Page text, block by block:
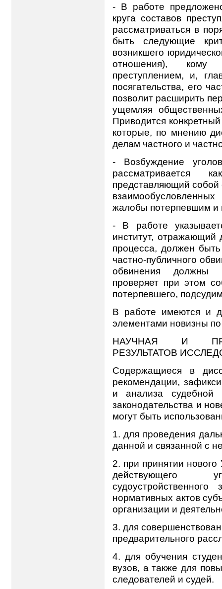
- В работе
круга составов
рассматриваться в
быть следующие
возникшего
отношения), кому
преступлением, и,
посягательства, его
позволит расширить
ущемляя
Приводится
которые, по мнению
делам частного и
- Возбуждение
рассматривается
представляющий собой
жалобы потерпевшим и
- В работе
институт, отражающий
процесса, должен
частно-публичного
обвинения должны
проверяет при этом
потерпевшего,
В работе имеются и
элементами новизны
НАУЧНАЯ И
РЕЗУЛЬТАТОВ
Содержащиеся в
рекомендации,
и анализа судебной
законодательства и
могут быть
1. для проведения
данной и связанной с
2. при принятии
действующего
нормативных актов
организации и
3. для
предварительного
4. для обучения
вузов, а также для
следователей и судей.